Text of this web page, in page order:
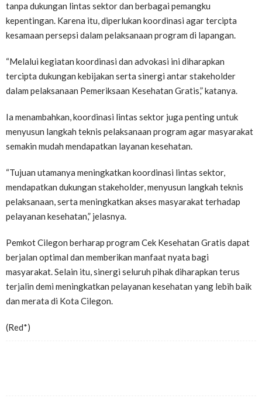
tanpa dukungan lintas sektor dan berbagai pemangku
kepentingan. Karena itu, diperlukan koordinasi agar tercipta
kesamaan persepsi dalam pelaksanaan program di lapangan.
“Melalui kegiatan koordinasi dan advokasi ini diharapkan
tercipta dukungan kebijakan serta sinergi antar stakeholder
dalam pelaksanaan Pemeriksaan Kesehatan Gratis,” katanya.
Ia menambahkan, koordinasi lintas sektor juga penting untuk
menyusun langkah teknis pelaksanaan program agar masyarakat
semakin mudah mendapatkan layanan kesehatan.
“Tujuan utamanya meningkatkan koordinasi lintas sektor,
mendapatkan dukungan stakeholder, menyusun langkah teknis
pelaksanaan, serta meningkatkan akses masyarakat terhadap
pelayanan kesehatan,” jelasnya.
Pemkot Cilegon berharap program Cek Kesehatan Gratis dapat
berjalan optimal dan memberikan manfaat nyata bagi
masyarakat. Selain itu, sinergi seluruh pihak diharapkan terus
terjalin demi meningkatkan pelayanan kesehatan yang lebih baik
dan merata di Kota Cilegon.
(Red*)